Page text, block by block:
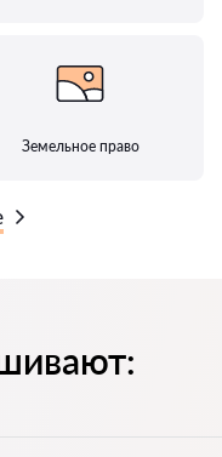
Земельное право